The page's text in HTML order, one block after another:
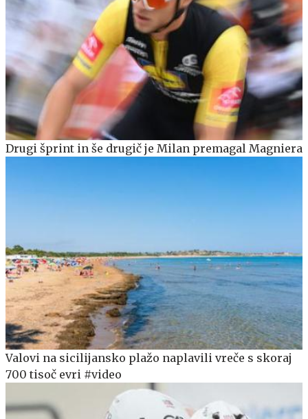
Drugi šprint in še drugič je Milan premagal Magniera
Valovi na sicilijansko plažo naplavili vreče s skoraj
700 tisoč evri #video